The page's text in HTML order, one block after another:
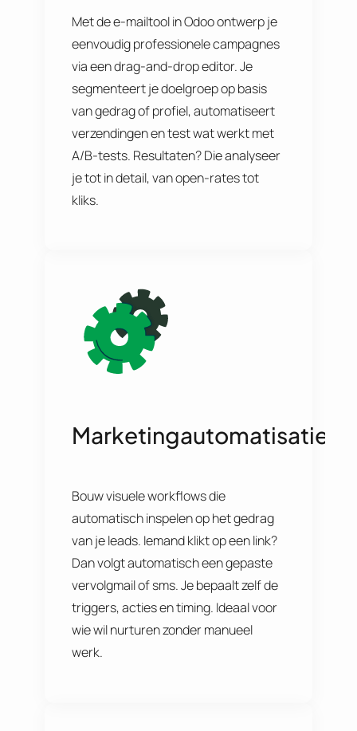
Met de e-mailtool in Odoo ontwerp je
eenvoudig professionele campagnes
via een drag-and-drop editor. Je
segmenteert je doelgroep op basis
van gedrag of profiel, automatiseert
verzendingen en test wat werkt met
A/B-tests. Resultaten? Die analyseer
je tot in detail, van open-rates tot
kliks.
Marketingautomatisatie
Bouw visuele workflows die
automatisch inspelen op het gedrag
van je leads. Iemand klikt op een link?
Dan volgt automatisch een gepaste
vervolgmail of sms. Je bepaalt zelf de
triggers, acties en timing. Ideaal voor
wie wil nurturen zonder manueel
werk.